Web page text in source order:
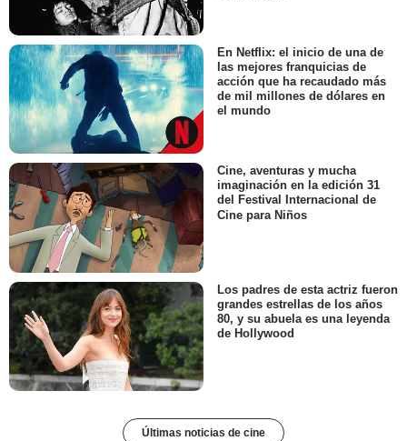
En Netflix: el inicio de una de
las mejores franquicias de
acción que ha recaudado más
de mil millones de dólares en
el mundo
Cine, aventuras y mucha
imaginación en la edición 31
del Festival Internacional de
Cine para Niños
Los padres de esta actriz fueron
grandes estrellas de los años
80, y su abuela es una leyenda
de Hollywood
Últimas noticias de cine